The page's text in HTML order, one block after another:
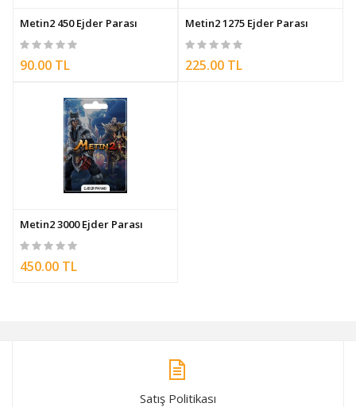
Metin2 450 Ejder Parası
90.00 TL
Metin2 1275 Ejder Parası
225.00 TL
Metin2 3000 Ejder Parası
450.00 TL
Satış Politikası